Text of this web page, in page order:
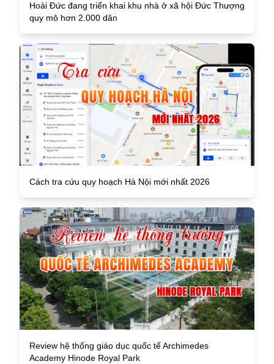
Hoài Đức đang triển khai khu nhà ở xã hội Đức Thượng
quy mô hơn 2.000 dân
Cách tra cứu quy hoạch Hà Nội mới nhất 2026
Review hệ thống giáo dục quốc tế Archimedes
Academy Hinode Royal Park